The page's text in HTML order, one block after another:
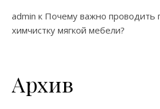
admin к Почему важно проводить
химчистку мягкой мебели?
Архив